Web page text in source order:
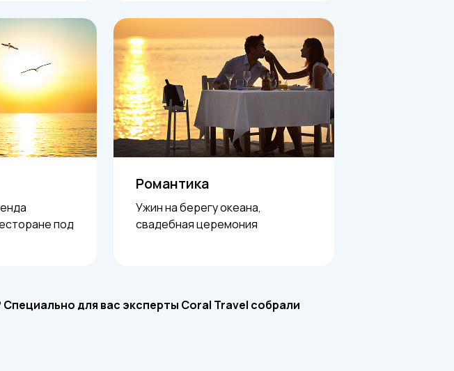
под
Романтика
Ужин на берегу океана,
свадебная церемония
для вас эксперты Coral Travel собрали